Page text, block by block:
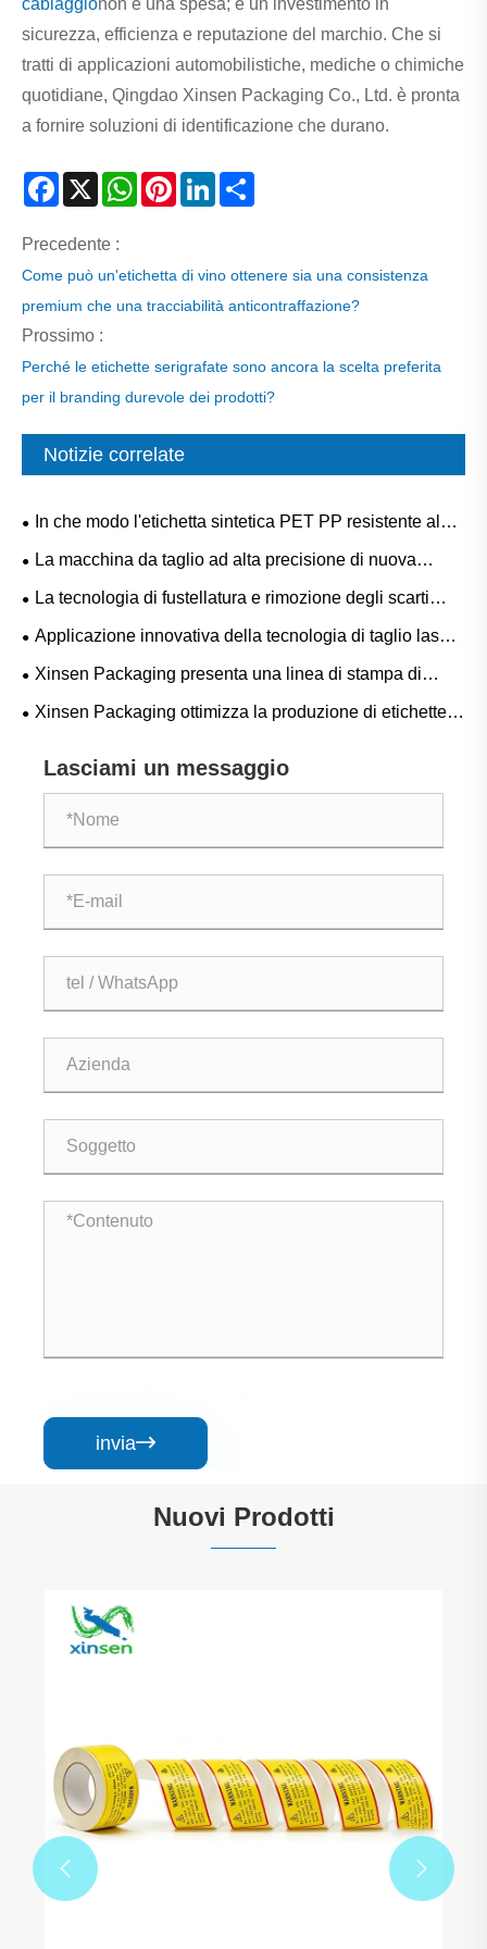
cablaggionon è una spesa; è un investimento in
sicurezza, efficienza e reputazione del marchio. Che si
tratti di applicazioni automobilistiche, mediche o chimiche
quotidiane, Qingdao Xinsen Packaging Co., Ltd. è pronta
a fornire soluzioni di identificazione che durano.
Facebook
X WhatsApp
PinterestLinkedIn
Precedente :
Come può un'etichetta di vino ottenere sia una consistenza
premium che una tracciabilità anticontraffazione?
Prossimo :
Perché le etichette serigrafate sono ancora la scelta preferita
per il branding durevole dei prodotti?
Notizie correlate
In che modo l'etichetta sintetica PET PP resistente al
congelamento garantisce prestazioni affidabili in ambienti
La macchina da taglio ad alta precisione di nuova
generazione di Xinsen Packaging ha superato con
La tecnologia di fustellatura e rimozione degli scarti
della fustellatrice per etichette adesive consente di
Applicazione innovativa della tecnologia di taglio laser
delle etichette nelle fustellatrici ad alta velocità
Xinsen Packaging presenta una linea di stampa di
etichette adesive laser ad alta precisione per potenziare il
personalizzati
Xinsen Packaging ottimizza la produzione di etichette
fustellatura e taglio del foglio
Lasciami un messaggio
invia
Nuovi Prodotti
Cartellino pre-perforato con foro liscio
 